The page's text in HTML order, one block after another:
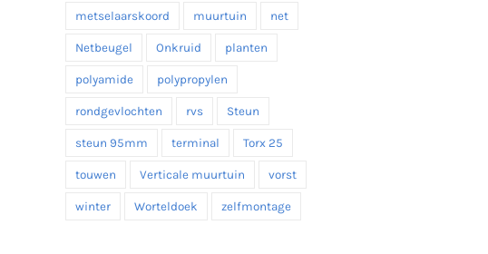
metselaarskoord muurtuin net
Netbeugel Onkruid planten
polyamide polypropylen
rondgevlochten rvs Steun
steun 95mm terminal Torx 25
touwen Verticale muurtuin vorst
winter Worteldoek zelfmontage